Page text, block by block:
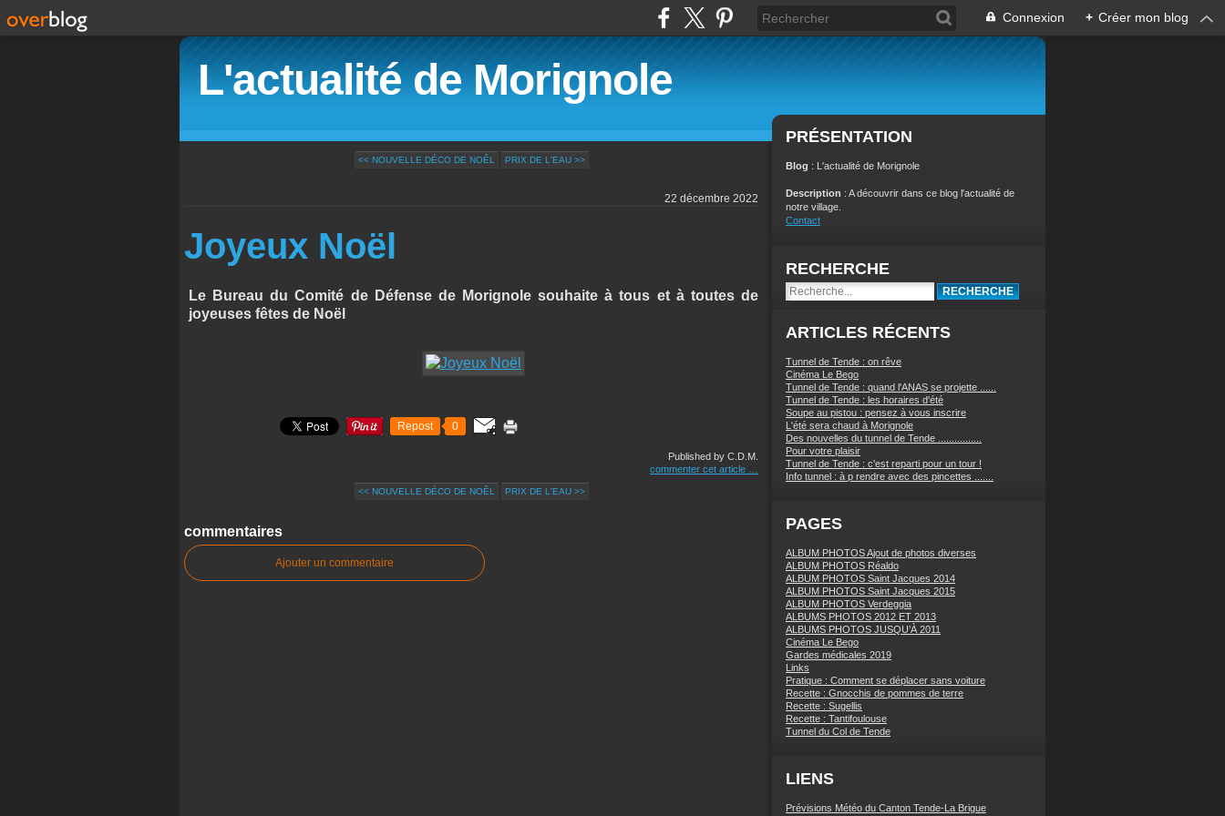
Connexion + Créer mon blog
L'actualité de Morignole
<< NOUVELLE DÉCO DE NOÊL PRIX DE L'EAU >>
22 décembre 2022
Joyeux Noël
Le Bureau du Comité de Défense de Morignole souhaite à tous et à toutes de
joyeuses fêtes de Noël
Repost 0
Published by C.D.M.
commenter cet article
<< NOUVELLE DÉCO DE NOÊL PRIX DE L'EAU >>
commentaires
Ajouter un commentaire
PRÉSENTATION
Blog : L'actualité de Morignole
Description : A découvrir dans ce blog l'actualité de
notre village.
Contact
RECHERCHE
ARTICLES RÉCENTS
Tunnel de Tende : on rêve
Cinéma Le Bego
Tunnel de Tende : quand l'ANAS se projette ......
Tunnel de Tende : les horaires d'été
Soupe au pistou : pensez à vous inscrire
L'été sera chaud à Morignole
Des nouvelles du tunnel de Tende ................
Pour votre plaisir
Tunnel de Tende : c'est reparti pour un tour !
Info tunnel : à p rendre avec des pincettes .......
PAGES
ALBUM PHOTOS Ajout de photos diverses
ALBUM PHOTOS Réaldo
ALBUM PHOTOS Saint Jacques 2014
ALBUM PHOTOS Saint Jacques 2015
ALBUM PHOTOS Verdeggia
ALBUMS PHOTOS 2012 ET 2013
ALBUMS PHOTOS JUSQU’À 2011
Cinéma Le Bego
Gardes médicales 2019
Links
Pratique : Comment se déplacer sans voiture
Recette : Gnocchis de pommes de terre
Recette : Sugellis
Recette : Tantifoulouse
Tunnel du Col de Tende
LIENS
Prévisions Météo du Canton Tende-La Brigue